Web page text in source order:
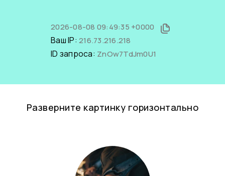
2026-08-08 09:49:35 +0000
Ваш IP: 216.73.216.218
ID запроса: ZnOw7TdJm0U1
Разверните картинку горизонтально